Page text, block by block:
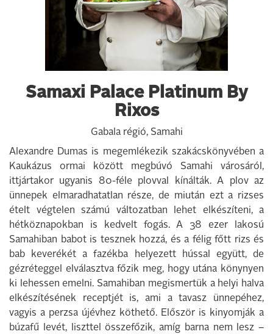
Samaxi Palace Platinum By
Rixos
Gabala régió, Samahi
Alexandre Dumas is megemlékezik szakácskönyvében a
Kaukázus ormai között megbúvó Samahi városáról,
ittjártakor ugyanis 80-féle plovval kínálták. A plov az
ünnepek elmaradhatatlan része, de miután ezt a rizses
ételt végtelen számú változatban lehet elkészíteni, a
hétköznapokban is kedvelt fogás. A 38 ezer lakosú
Samahiban babot is tesznek hozzá, és a félig főtt rizs és
bab keverékét a fazékba helyezett hússal együtt, de
gézréteggel elválasztva főzik meg, hogy utána könynyen
ki lehessen emelni. Samahiban megismertük a helyi halva
elkészítésének receptjét is, ami a tavasz ünnepéhez,
vagyis a perzsa újévhez köthető. Először is kinyomják a
búzafű levét, liszttel összefőzik, amíg barna nem lesz –